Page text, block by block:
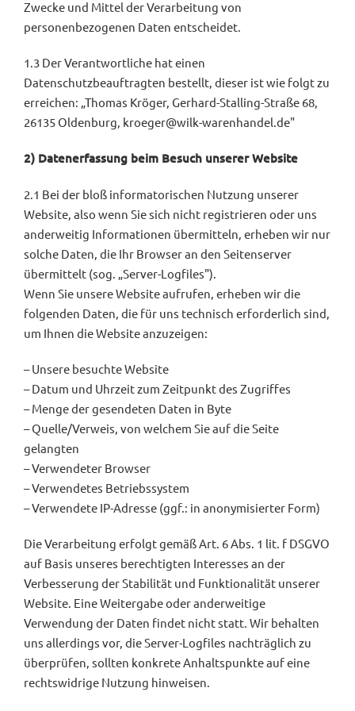
Zwecke und Mittel der Verarbeitung von
personenbezogenen Daten entscheidet.
1.3 Der Verantwortliche hat einen
Datenschutzbeauftragten bestellt, dieser ist wie folgt zu
erreichen: „Thomas Kröger, Gerhard-Stalling-Straße 68,
26135 Oldenburg, kroeger@wilk-warenhandel.de"
2) Datenerfassung beim Besuch unserer Website
2.1 Bei der bloß informatorischen Nutzung unserer
Website, also wenn Sie sich nicht registrieren oder uns
anderweitig Informationen übermitteln, erheben wir nur
solche Daten, die Ihr Browser an den Seitenserver
übermittelt (sog. „Server-Logfiles").
Wenn Sie unsere Website aufrufen, erheben wir die
folgenden Daten, die für uns technisch erforderlich sind,
um Ihnen die Website anzuzeigen:
– Unsere besuchte Website
– Datum und Uhrzeit zum Zeitpunkt des Zugriffes
– Menge der gesendeten Daten in Byte
– Quelle/Verweis, von welchem Sie auf die Seite
gelangten
– Verwendeter Browser
– Verwendetes Betriebssystem
– Verwendete IP-Adresse (ggf.: in anonymisierter Form)
Die Verarbeitung erfolgt gemäß Art. 6 Abs. 1 lit. f DSGVO
auf Basis unseres berechtigten Interesses an der
Verbesserung der Stabilität und Funktionalität unserer
Website. Eine Weitergabe oder anderweitige
Verwendung der Daten findet nicht statt. Wir behalten
uns allerdings vor, die Server-Logfiles nachträglich zu
überprüfen, sollten konkrete Anhaltspunkte auf eine
rechtswidrige Nutzung hinweisen.